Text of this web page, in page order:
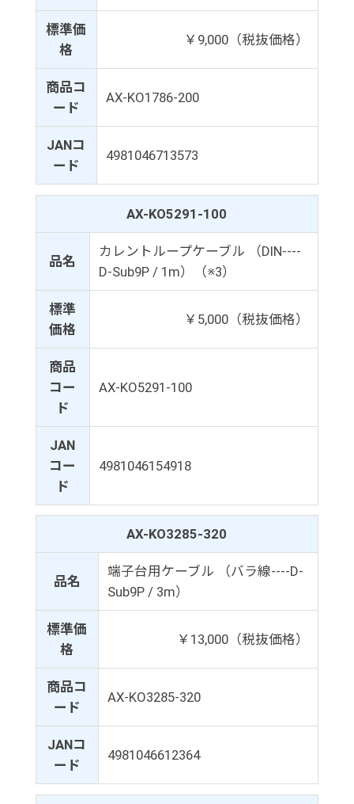
標準価
格
￥9,000（税抜価格）
商品コ
ード
AX-KO1786-200
JANコ
ード
4981046713573
AX-KO5291-100
品名
カレントループケーブル （DIN----
D-Sub9P / 1m）（※3）
標準
価格
￥5,000（税抜価格）
商品
コー
ド
AX-KO5291-100
JAN
コー
ド
4981046154918
AX-KO3285-320
品名
端子台用ケーブル （バラ線----D-
Sub9P / 3m）
標準価
格
￥13,000（税抜価格）
商品コ
ード
AX-KO3285-320
JANコ
ード
4981046612364